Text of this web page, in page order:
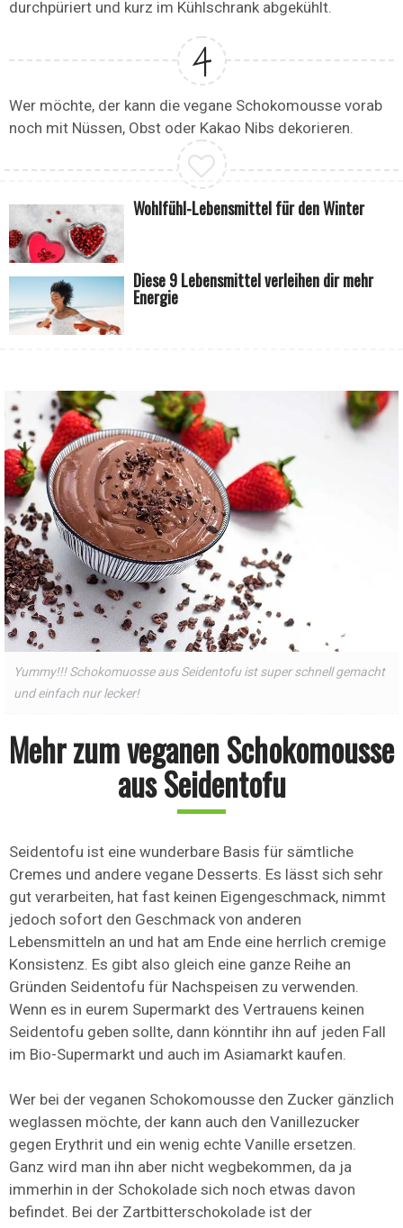
durchpüriert und kurz im Kühlschrank abgekühlt.
Wer möchte, der kann die vegane Schokomousse vorab
noch mit Nüssen, Obst oder Kakao Nibs dekorieren.
Wohlfühl-Lebensmittel für den Winter
Diese 9 Lebensmittel verleihen dir mehr
Energie
Yummy!!! Schokomuosse aus Seidentofu ist super schnell gemacht
und einfach nur lecker!
Mehr zum veganen Schokomousse
aus Seidentofu
Seidentofu ist eine wunderbare Basis für sämtliche
Cremes und andere vegane Desserts. Es lässt sich sehr
gut verarbeiten, hat fast keinen Eigengeschmack, nimmt
jedoch sofort den Geschmack von anderen
Lebensmitteln an und hat am Ende eine herrlich cremige
Konsistenz. Es gibt also gleich eine ganze Reihe an
Gründen Seidentofu für Nachspeisen zu verwenden.
Wenn es in eurem Supermarkt des Vertrauens keinen
Seidentofu geben sollte, dann könntihr ihn auf jeden Fall
im Bio-Supermarkt und auch im Asiamarkt kaufen.
Wer bei der veganen Schokomousse den Zucker gänzlich
weglassen möchte, der kann auch den Vanillezucker
gegen Erythrit und ein wenig echte Vanille ersetzen.
Ganz wird man ihn aber nicht wegbekommen, da ja
immerhin in der Schokolade sich noch etwas davon
befindet. Bei der Zartbitterschokolade ist der